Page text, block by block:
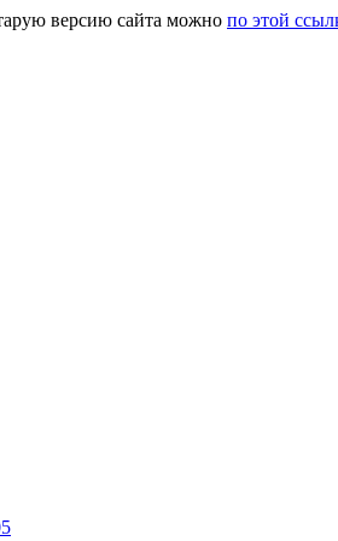
версию сайта можно по этой